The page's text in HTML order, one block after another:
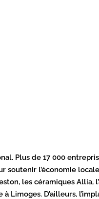
Plus de 17 000
l’économie
les céramiques Allia,
D’ailleurs,